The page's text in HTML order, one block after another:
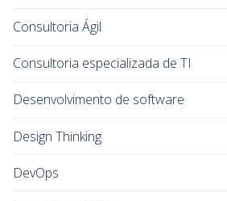
Consultoria Ágil
Consultoria especializada de TI
Desenvolvimento de software
Design Thinking
DevOps